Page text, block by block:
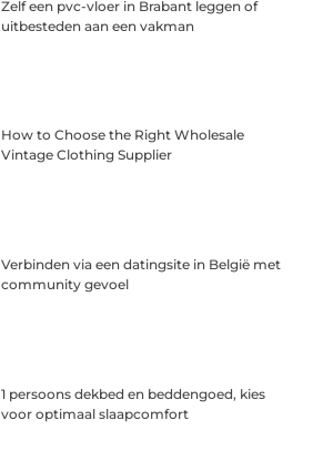
Zelf een pvc-vloer in Brabant leggen of
uitbesteden aan een vakman
How to Choose the Right Wholesale
Vintage Clothing Supplier
Verbinden via een datingsite in België met
community gevoel
1 persoons dekbed en beddengoed, kies
voor optimaal slaapcomfort